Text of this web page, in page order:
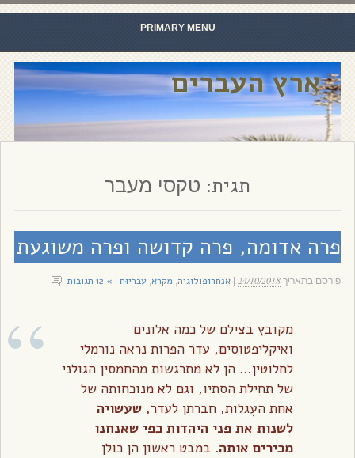
PRIMARY MENU
Skip to content
ארץ העברים
תגית: טקסי מעבר
פרה אדומה, פרה קדושה ופרה משוגעת
פורסם בתאריך24/10/2018
|אנתרופולוגיה, מקרא, עבריוּת » 12 תגובות
מקובץ בצילם של כמה אלונים
ואיקליפטוסים, עדר הפרות נראה נורמלי
לחלוטין… הן לא מתרגשות מהחמסין הגולני
של תחילת הסתיו, וגם לא מנוכחותה של
אחת העֶגלות, חברתן לעדר,שעשויה
לשנות את פני היהדות כפי שאנחנו
מכירים אותה. במבט ראשון הן כולן